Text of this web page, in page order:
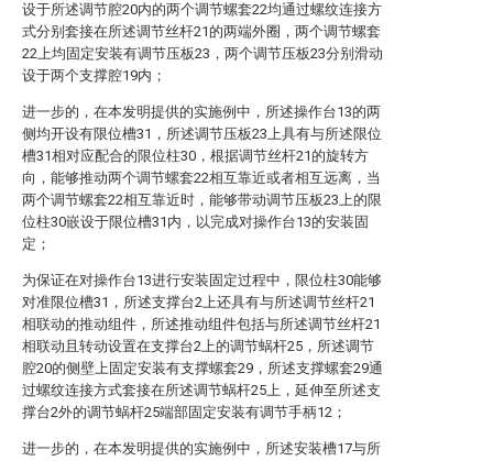
设于所述调节腔20内的两个调节螺套22均通过螺纹连接方
式分别套接在所述调节丝杆21的两端外圈，两个调节螺套
22上均固定安装有调节压板23，两个调节压板23分别滑动
设于两个支撑腔19内；
进一步的，在本发明提供的实施例中，所述操作台13的两
侧均开设有限位槽31，所述调节压板23上具有与所述限位
槽31相对应配合的限位柱30，根据调节丝杆21的旋转方
向，能够推动两个调节螺套22相互靠近或者相互远离，当
两个调节螺套22相互靠近时，能够带动调节压板23上的限
位柱30嵌设于限位槽31内，以完成对操作台13的安装固
定；
为保证在对操作台13进行安装固定过程中，限位柱30能够
对准限位槽31，所述支撑台2上还具有与所述调节丝杆21
相联动的推动组件，所述推动组件包括与所述调节丝杆21
相联动且转动设置在支撑台2上的调节蜗杆25，所述调节
腔20的侧壁上固定安装有支撑螺套29，所述支撑螺套29通
过螺纹连接方式套接在所述调节蜗杆25上，延伸至所述支
撑台2外的调节蜗杆25端部固定安装有调节手柄12；
进一步的，在本发明提供的实施例中，所述安装槽17与所